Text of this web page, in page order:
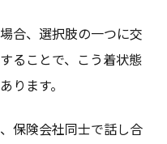
合、選択肢の一つに交
ることで、こう着状態
ります。
保険会社同士で話し合